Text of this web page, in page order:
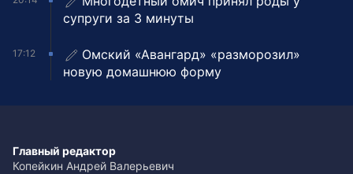
супруги за 3 минуты
17:12
Омский «Авангард» «разморозил»
новую домашнюю форму
Главный редактор
Копейкин Андрей Валерьевич